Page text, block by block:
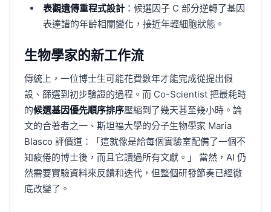
表觀遺傳重程式設計：候選因子 C 部分逆轉了基因
表達譜的年齡相關變化，接近年輕細胞狀態。
生物學家的新工作流
傳統上，一位博士生可能花費數年才能完成從提出假
設、篩選到初步驗證的過程。而 Co-Scientist 把最耗時
的候選基因優先順序排序壓縮到了幾天甚至幾小時。論
文的合著者之一、斯坦福大學的分子生物學家 Maria
Blasco 評價道：「這就像是給每個實驗室配備了一個不
知疲倦的博士後，而且它讀過所有文獻。」 當然，AI 仍
然需要實驗資料來反饋和迭代，但整個研發節奏已經徹
底改變了。